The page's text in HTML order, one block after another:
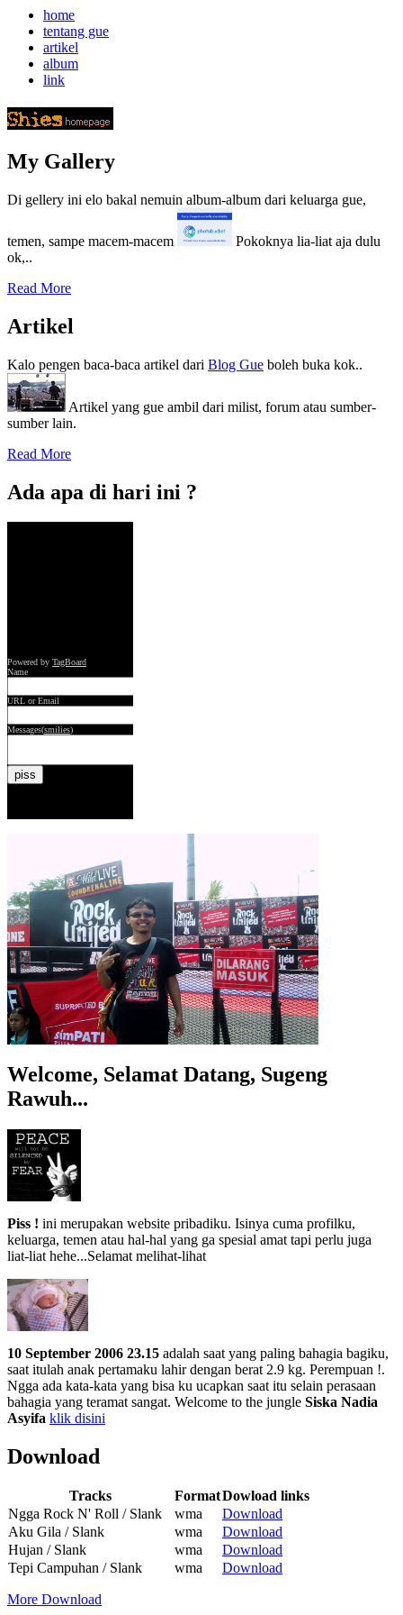
home
tentang gue
artikel
album
link
My Gallery
Di gellery ini elo bakal nemuin album-album dari keluarga gue,
temen, sampe macem-macem
Pokoknya lia-liat aja dulu
ok,..
Read More
Artikel
Kalo pengen baca-baca artikel dari Blog Gue boleh buka kok..
Artikel yang gue ambil dari milist, forum atau sumber-
sumber lain.
Read More
Ada apa di hari ini ?
Welcome, Selamat Datang, Sugeng
Rawuh...
Piss ! ini merupakan website pribadiku. Isinya cuma profilku,
keluarga, temen atau hal-hal yang ga spesial amat tapi perlu juga
liat-liat hehe...Selamat melihat-lihat
10 September 2006 23.15 adalah saat yang paling bahagia bagiku,
saat itulah anak pertamaku lahir dengan berat 2.9 kg. Perempuan !.
Ngga ada kata-kata yang bisa ku ucapkan saat itu selain perasaan
bahagia yang teramat sangat. Welcome to the jungle Siska Nadia
Asyifa klik disini
Download
Tracks FormatDowload links
Ngga Rock N' Roll / Slank
wma
Download
Aku Gila / Slank
wma
Download
Hujan / Slank
wma
Download
Tepi Campuhan / Slank
wma Download
More Download